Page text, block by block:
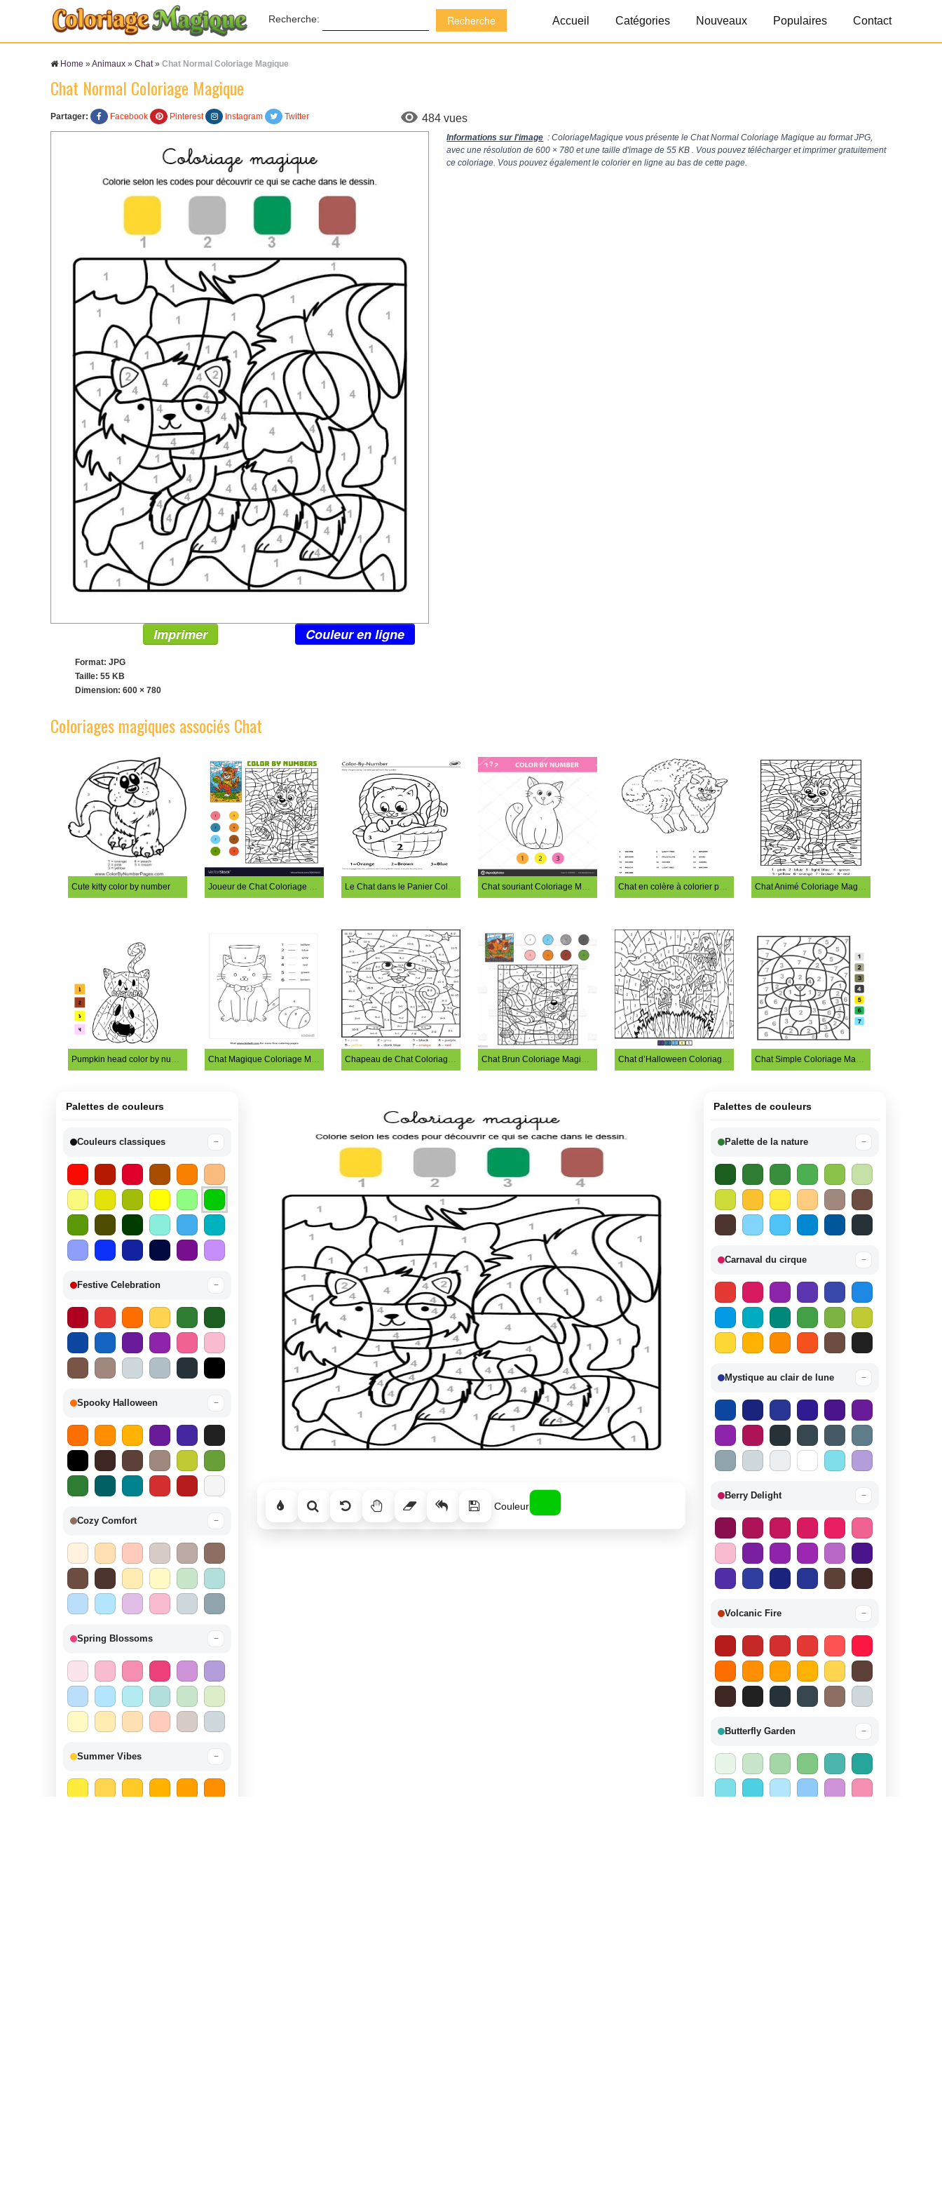
Recherche: Accueil Catégories Nouveaux Populaires Contact
Home »Animaux » Chat» Chat Normal Coloriage Magique
Chat Normal Coloriage Magique
Partager: Facebook Pinterest Instagram Twitter 484 vues
Informations sur l'image : ColoriageMagique vous présente le Chat Normal Coloriage Magique au format JPG,
avec une résolution de600 × 780 et une taille d'image de 55 KB . Vous pouvez télécharger et imprimer gratuitement
ce coloriage. Vous pouvez également le colorier en ligne au bas de cette page.
Imprimer Couleur en ligne
Format: JPG
Taille: 55 KB
Dimension: 600 × 780
Coloriages magiques associés Chat
Cute kitty color by number Joueur de Chat Coloriage Magique Le Chat dans le Panier Coloriage Magique Chat souriant Coloriage Magique Chat en colère à colorier par numéro Chat Animé Coloriage Magique
Pumpkin head color by number Chat Magique Coloriage Magique Chapeau de Chat Coloriage Magique Chat Brun Coloriage Magique Chat d’Halloween Coloriage Magique Chat Simple Coloriage Magique
Palettes de couleurs
Couleurs classiques −
Festive Celebration −
Spooky Halloween −
Cozy Comfort −
Spring Blossoms −
Summer Vibes −
Couleur
Palettes de couleurs
Palette de la nature −
Carnaval du cirque −
Mystique au clair de lune −
Berry Delight −
Volcanic Fire −
Butterfly Garden −